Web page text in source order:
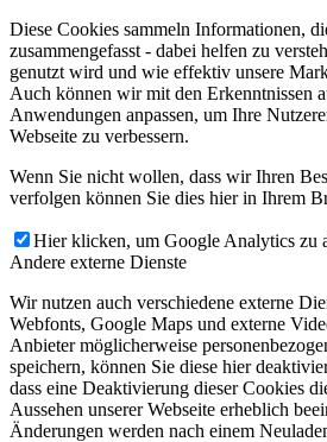
Diese Cookies sammeln Informationen,
zusammengefasst - dabei helfen zu
genutzt wird und wie effektiv unsere
Auch können wir mit den Erkenntnissen
Anwendungen anpassen, um Ihre
Webseite zu verbessern.
Wenn Sie nicht wollen, dass wir Ihren
verfolgen können Sie dies hier in Ihrem
Hier klicken, um Google Analytics zu
Andere externe Dienste
Wir nutzen auch verschiedene externe
Webfonts, Google Maps und externe
Anbieter möglicherweise
speichern, können Sie diese hier
dass eine Deaktivierung dieser Cookies
Aussehen unserer Webseite erheblich
Änderungen werden nach einem